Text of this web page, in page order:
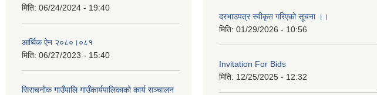
मिति: 06/24/2024 - 19:40
आर्थिक ऐन २०८०।०८१
मिति: 06/27/2023 - 15:40
सिराचनोक गाउँपालि गाउँकार्यपालिकाको कार्य सञ्चालन
दरभाउपत्र स्वीकृत गरिएको सूचना ।।
मिति: 01/29/2026 - 10:56
Invitation For Bids
मिति: 12/25/2025 - 12:32